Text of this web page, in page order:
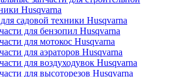
Husqvarna
садовой техники Husqvarna
для бензопил Husqvarna
для мотокос Husqvarna
для аэраторов Husqvarna
для воздуходувок Husqvarna
для высоторезов Husqvarna